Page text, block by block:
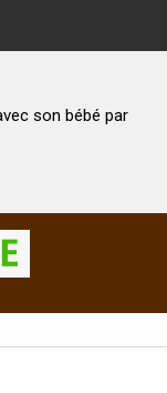
Coopération: Le